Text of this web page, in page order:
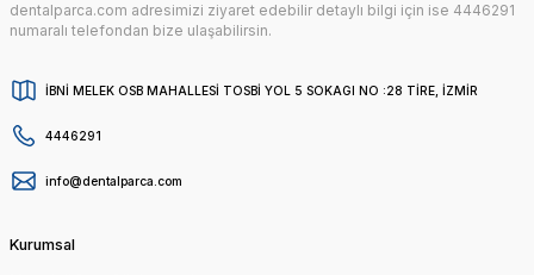
dentalparca.com adresimizi ziyaret edebilir detaylı bilgi için ise 4446291
numaralı telefondan bize ulaşabilirsin.
İBNİ MELEK OSB MAHALLESİ TOSBİ YOL 5 SOKAGI NO :28 TİRE, İZMİR
4446291
info@dentalparca.com
Kurumsal